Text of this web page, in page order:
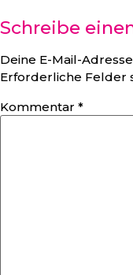
Schreibe
Deine E-Mail-
Erforderliche Felder
Kommentar *